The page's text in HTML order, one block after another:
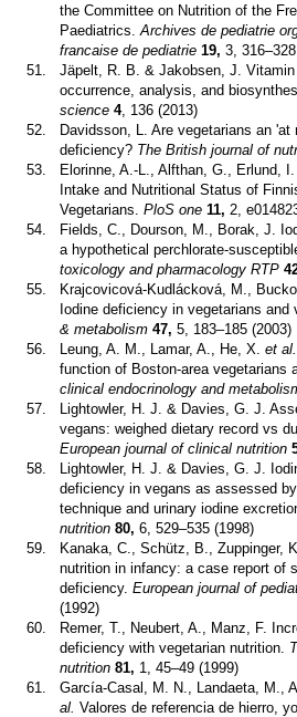
the Committee on Nutrition of the
Paediatrics.Archives de pediatrie
francaise de pediatrie 19,3,
51.
Jäpelt, R. B. & Jakobsen, J.
occurrence, analysis, and
science 4, 136 (2013)
52.
Davidsson, L. Are vegetarians an 'at
deficiency? The British journal of
53.
Elorinne, A.-L., Alfthan, G., Erlund, I.
Intake and Nutritional Status of
Vegetarians.PloS one 11, 2,
54.
Fields, C., Dourson, M., Borak, J.
a hypothetical perchlorate-
toxicology and pharmacology RTP
55.
Krajcovicová-Kudlácková, M.,
Iodine deficiency in vegetarians
& metabolism 47,5, 183–185 (2003)
56.
Leung, A. M., Lamar, A., He, X. et al.
function of Boston-area vegetarians
clinical endocrinology and
57.
Lightowler, H. J. & Davies, G. J.
vegans: weighed dietary record vs
European journal of clinical nutrition
58.
Lightowler, H. J. & Davies, G. J.
deficiency in vegans as assessed
technique and urinary iodine
nutrition 80,6, 529–535 (1998)
59.
Kanaka, C., Schütz, B., Zuppinger,
nutrition in infancy: a case report of
deficiency.European journal of
(1992)
60.
Remer, T., Neubert, A., Manz, F.
deficiency with vegetarian nutrition.
nutrition 81, 1, 45–49 (1999)
61.
García-Casal, M. N., Landaeta, M.,
al. Valores de referencia de hierro,